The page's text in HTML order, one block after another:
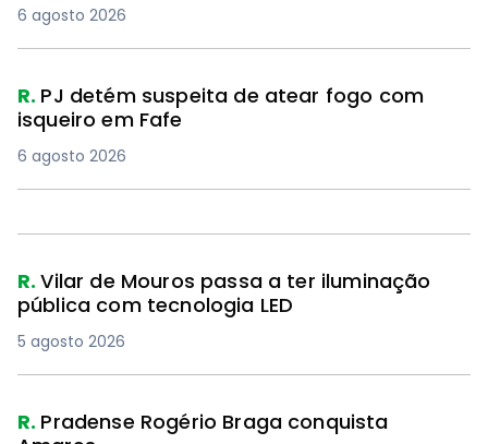
6 agosto 2026
R. PJ detém suspeita de atear fogo com
isqueiro em Fafe
6 agosto 2026
R.Vilar de Mouros passa a ter iluminação
pública com tecnologia LED
5 agosto 2026
R. Pradense Rogério Braga conquista